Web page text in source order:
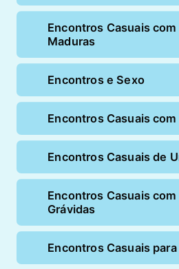
Encontros Casuais
Maduras
Encontros e Sexo
Encontros Casuais com
Encontros Casuais de
Encontros Casuais
Grávidas
Encontros Casuais